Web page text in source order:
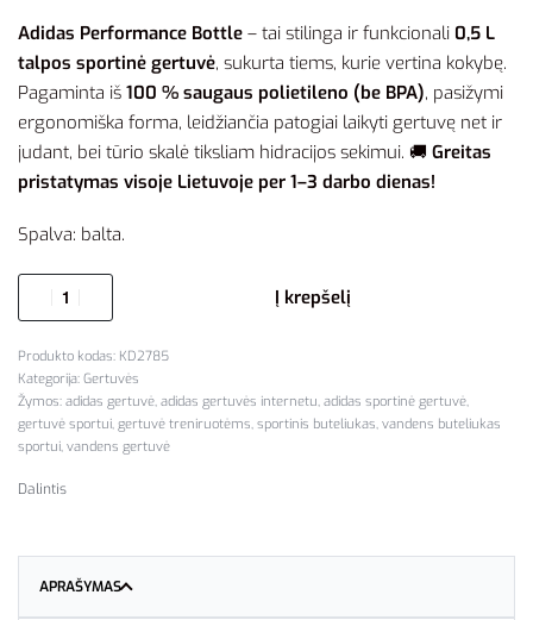
Adidas Performance Bottle – tai stilinga ir funkcionali 0,5 L
talpos sportinė gertuvė, sukurta tiems, kurie vertina kokybę.
Pagaminta iš 100 % saugaus polietileno (be BPA), pasižymi
ergonomiška forma, leidžiančia patogiai laikyti gertuvę net ir
judant, bei tūrio skalė tiksliam hidracijos sekimui. 🚚 Greitas
pristatymas visoje Lietuvoje per 1–3 darbo dienas!
Spalva: balta.
Į krepšelį
KD2785
Kategorija: Gertuvės
Žymos: adidas gertuvė, adidas gertuvės internetu, adidas sportinė gertuvė,
gertuvė sportui, gertuvė treniruotėms, sportinis buteliukas, vandens buteliukas
sportui, vandens gertuvė
Dalintis
APRAŠYMAS